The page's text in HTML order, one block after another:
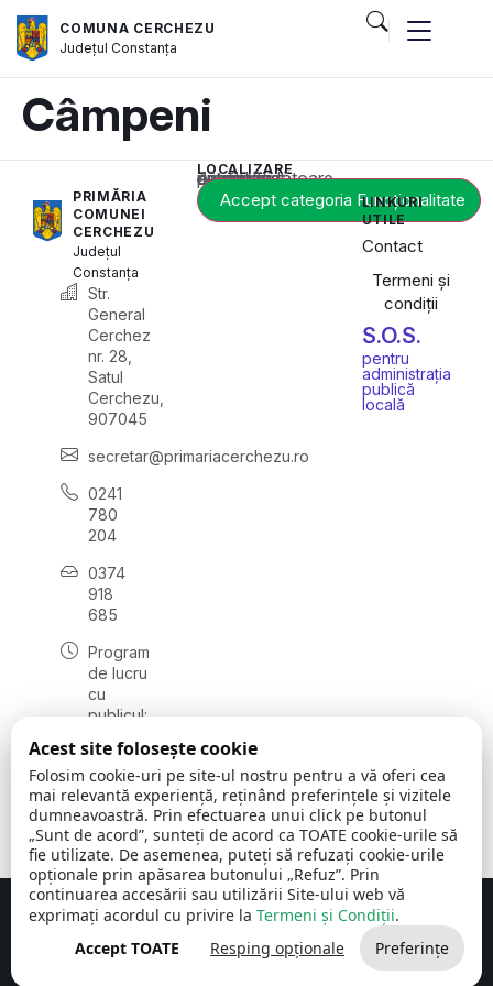
COMUNA CERCHEZU
JudețulConstanța
Câmpeni
PRIMĂRIA
COMUNEI
CERCHEZU
Județul
Constanța
Str.
General
Cerchez
nr. 28,
Satul
Cerchezu,
907045
secretar@primariacerchezu.ro
0241
780
204
0374
918
685
Program
de lucru
cu
publicul:
08:00 -
16:30
, vineri:
08:00 -
14:00
LOCALIZARE
Acest conținut este blocat până când acceptați categoria corespunzătoare de cookie-uri.
Accept categoria Funcționalitate
LINKURI
UTILE
Contact
Termeni și
condiții
S.O.S.
pentru
administrația
publică
locală
Comuna Cerchezu © 2026Toate drepturile rezervate
Concept realizat de Big Media Relații Publice SRL
Acest site folosește cookie
Folosim cookie-uri pe site-ul nostru pentru a vă oferi cea
mai relevantă experiență, reținând preferințele și vizitele
dumneavoastră. Prin efectuarea unui click pe butonul
„Sunt de acord”, sunteți de acord ca TOATE cookie-urile să
fie utilizate. De asemenea, puteți să refuzați cookie-urile
opționale prin apăsarea butonului „Refuz”. Prin
continuarea accesării sau utilizării Site-ului web vă
exprimați acordul cu privire la Termeni și Condiții.
Accept TOATE
Resping opționale Preferințe